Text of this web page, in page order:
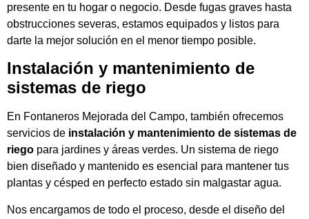
presente en tu hogar o negocio. Desde fugas graves hasta
obstrucciones severas, estamos equipados y listos para
darte la mejor solución en el menor tiempo posible.
Instalación y mantenimiento de
sistemas de riego
En Fontaneros Mejorada del Campo, también ofrecemos
servicios de instalación y mantenimiento de sistemas de
riego para jardines y áreas verdes. Un sistema de riego
bien diseñado y mantenido es esencial para mantener tus
plantas y césped en perfecto estado sin malgastar agua.
Nos encargamos de todo el proceso, desde el diseño del